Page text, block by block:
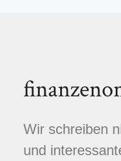
Wir schreiben
und